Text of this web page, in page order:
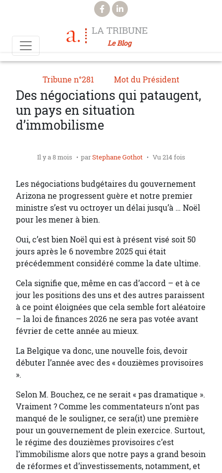
Aller au contenu principal
LA TRIBUNE
Le Blog
Tribune n°281 Mot du Président
Des négociations qui pataugent,
un pays en situation
d’immobilisme
Il y a 8 mois parStephane Gothot Vu 214 fois
Les négociations budgétaires du gouvernement
Arizona ne progressent guère et notre premier
ministre s’est vu octroyer un délai jusqu’à … Noël
pour les mener à bien.
Oui, c’est bien Noël qui est à présent visé soit 50
jours après le 6 novembre 2025 qui était
précédemment considéré comme la date ultime.
Cela signifie que, même en cas d’accord – et à ce
jour les positions des uns et des autres paraissent
à ce point éloignées que cela semble fort aléatoire
– la loi de finances 2026 ne sera pas votée avant
février de cette année au mieux.
La Belgique va donc, une nouvelle fois, devoir
débuter l’année avec des « douzièmes provisoires
».
Selon M. Bouchez, ce ne serait « pas dramatique ».
Vraiment ? Comme les commentateurs n’ont pas
manqué de le souligner, ce sera(it) une première
pour un gouvernement de plein exercice. Surtout,
le régime des douzièmes provisoires c’est
l’immobilisme alors que notre pays a grand besoin
de réformes et d’investissements, notamment, et